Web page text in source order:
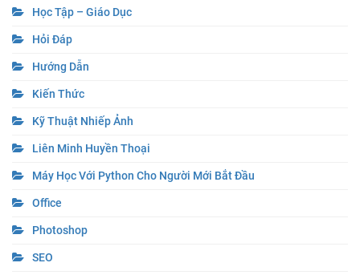
Học Tập – Giáo Dục
Hỏi Đáp
Hướng Dẫn
Kiến Thức
Kỹ Thuật Nhiếp Ảnh
Liên Minh Huyền Thoại
Máy Học Với Python Cho Người Mới Bắt Đầu
Office
Photoshop
SEO